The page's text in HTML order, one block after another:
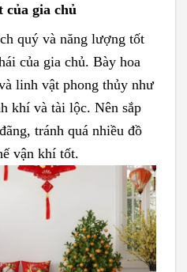
của gia chủ
quý và năng lượng tốt
của gia chủ. Bày hoa
linh vật phong thủy như
khí và tài lộc. Nên sắp
tránh quá nhiều đồ
vận khí tốt.